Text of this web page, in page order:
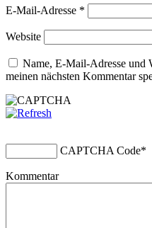
E-Mail-Adresse *
Website
Name, E-Mail-Adresse und
meinen nächsten Kommentar
CAPTCHA Code*
Kommentar